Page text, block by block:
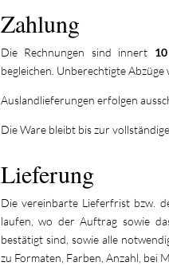
Zahlung
Die Rechnungen sind innert
begleichen. Unberechtigte Abzüge
Auslandlieferungen erfolgen
Die Ware bleibt bis zur
Lieferung
Die vereinbarte Lieferfrist bzw.
laufen, wo der Auftrag sowie
bestätigt sind, sowie alle
zu Formaten, Farben, Anzahl, bei